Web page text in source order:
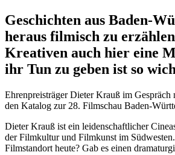
Geschichten aus Baden-
heraus filmisch zu
Kreativen auch hier eine
ihr Tun zu geben ist so
Ehrenpreisträger Dieter Krauß im Gespräch
den Katalog zur 28. Filmschau Baden-
Dieter Krauß ist ein leidenschaftlicher
der Filmkultur und Filmkunst im
Filmstandort heute? Gab es einen